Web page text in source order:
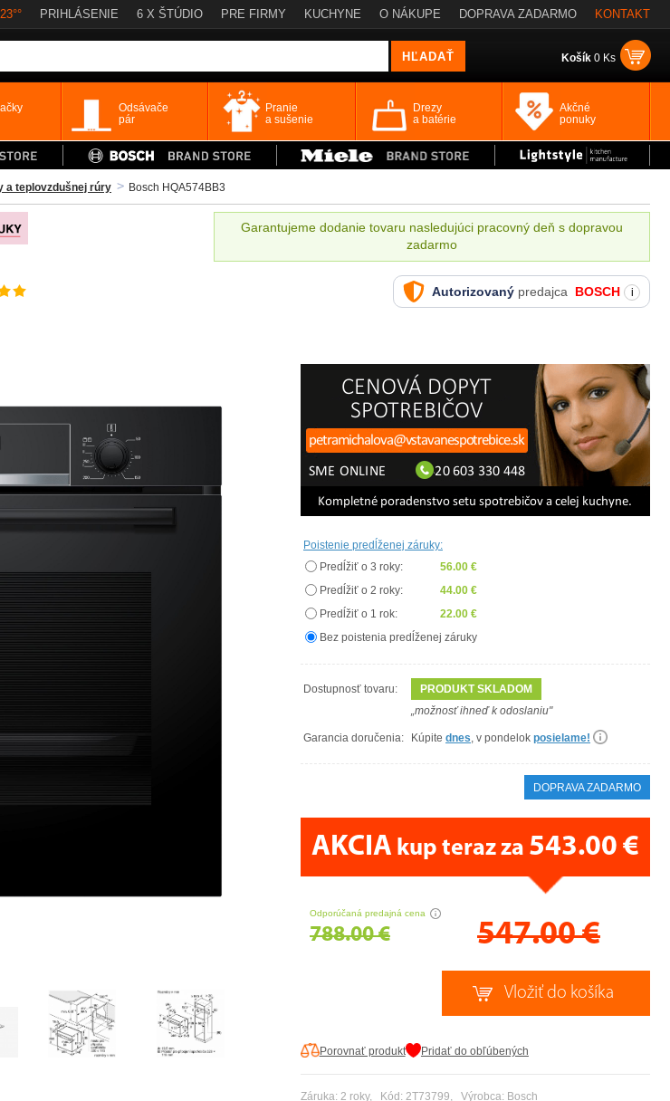
PRIHLÁSENIE 6 X ŠTÚDIO PRE FIRMY KUCHYNE O NÁKUPE DOPRAVA ZADARMO KONTAKT
Košík0 Ks
Odsávače
pár
Pranie
a sušenie
Drezy
a batérie
Akčné
ponuky
a teplovzdušnej rúry Bosch HQA574BB3
Garantujeme dodanie tovaru nasledujúci pracovný deň s dopravou
zadarmo
Autorizovaný predajca BOSCH i
Poistenie predĺženej záruky:
Predĺžiť o 3 roky:
56.00 €
Predĺžiť o 2 roky:
44.00 €
Predĺžiť o 1 rok:
22.00 €
Bez poistenia predĺženej záruky
Dostupnosť tovaru:
PRODUKT SKLADOM
„možnosť ihneď k odoslaniu"
Garancia doručenia: Kúpite dnes, v pondelok posielame!
DOPRAVA ZADARMO
AKCIA kup teraz za 543.00 €
Odporúčaná predajná cena
788.00 € 547.00€
Porovnať produkt Pridať do obľúbených
Záruka: 2 roky, Kód: 2T73799, Výrobca: Bosch